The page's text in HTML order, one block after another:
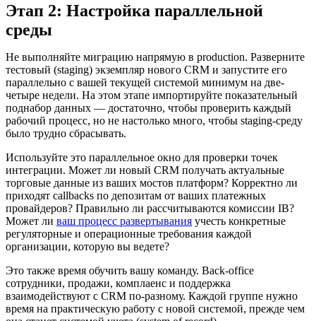
Этап 2: Настройка параллельной
среды
Не выполняйте миграцию напрямую в production. Разверните
тестовый (staging) экземпляр нового CRM и запустите его
параллельно с вашей текущей системой минимум на две-
четыре недели. На этом этапе импортируйте показательный
поднабор данных — достаточно, чтобы проверить каждый
рабочий процесс, но не настолько много, чтобы staging-среду
было трудно сбрасывать.
Используйте это параллельное окно для проверки точек
интеграции. Может ли новый CRM получать актуальные
торговые данные из ваших мостов платформ? Корректно ли
приходят callbacks по депозитам от ваших платежных
провайдеров? Правильно ли рассчитываются комиссии IB?
Может ли ваш процесс развертывания учесть конкретные
регуляторные и операционные требования каждой
организации, которую вы ведете?
Это также время обучить вашу команду. Back-office
сотрудники, продажи, комплаенс и поддержка
взаимодействуют с CRM по-разному. Каждой группе нужно
время на практическую работу с новой системой, прежде чем